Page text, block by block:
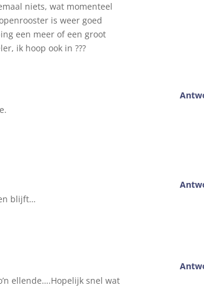
niets, wat momenteel
is weer goed
een meer of een groot
ik hoop ook in ???
blijft…
ellende….Hopelijk snel wat